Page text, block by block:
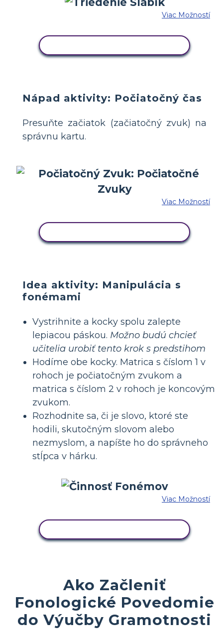
Viac Možností
Nápad aktivity: Počiatočný čas
Presuňte začiatok (začiatočný zvuk) na
správnu kartu.
Viac Možností
Idea aktivity: Manipulácia s
fonémami
Vystrihnite a kocky spolu zalepte
lepiacou páskou. Možno budú chcieť
učitelia urobiť tento krok s predstihom
Hodíme obe kocky. Matrica s číslom 1 v
rohoch je počiatočným zvukom a
matrica s číslom 2 v rohoch je koncovým
zvukom.
Rozhodnite sa, či je slovo, ktoré ste
hodili, skutočným slovom alebo
nezmyslom, a napíšte ho do správneho
stĺpca v hárku.
Viac Možností
Ako Začleniť
Fonologické Povedomie
do Výučby Gramotnosti